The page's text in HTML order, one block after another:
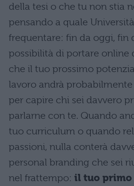
della tesi o che tu non stia
pensando a quale
frequentare: fin da oggi, fin
possibilità di portare online
che il tuo prossimo
lavoro andrà
per capire chi sei davvero
parlarne con te. Quando
tuo curriculum o quando
passioni, nulla conterà
personal branding che sei
nel frattempo: il tuo primo